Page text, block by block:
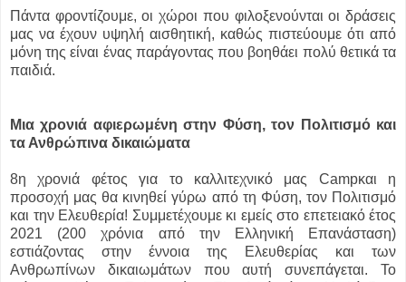
Πάντα φροντίζουμε, οι χώροι που φιλοξενούνται οι δράσεις
μας να έχουν υψηλή αισθητική, καθώς πιστεύουμε ότι από
μόνη της είναι ένας παράγοντας που βοηθάει πολύ θετικά τα
παιδιά.
Μια χρονιά αφιερωμένη στην Φύση, τον Πολιτισμό και
τα Ανθρώπινα δικαιώματα
8η χρονιά φέτος για το καλλιτεχνικό μας Campκαι η
προσοχή μας θα κινηθεί γύρω από τη Φύση, τον Πολιτισμό
και την Ελευθερία! Συμμετέχουμε κι εμείς στο επετειακό έτος
2021 (200 χρόνια από την Ελληνική Επανάσταση)
εστιάζοντας στην έννοια της Ελευθερίας και των
Ανθρωπίνων δικαιωμάτων που αυτή συνεπάγεται. Το